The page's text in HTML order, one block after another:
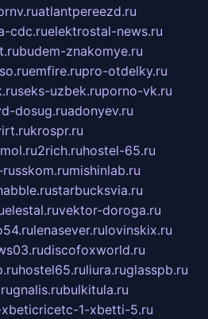
atlantpereezd.ru
cdc.ruelektrostal-news.ru
budem-znakomye.ru
emfire.rupro-otdelky.ru
seks-uzbek.ruporno-vk.ru
dosug.ruadonyev.ru
krospr.ru
2rich.ruhostel-65.ru
mishinlab.ru
starbucksvia.ru
elestal.ruvektor-doroga.ru
lenasever.rulovinskix.ru
discofoxworld.ru
hostel65.ruliura.ruglasspb.ru
gnalis.rubulkitula.ru
xbeticricetc-1-xbetti-5.ru